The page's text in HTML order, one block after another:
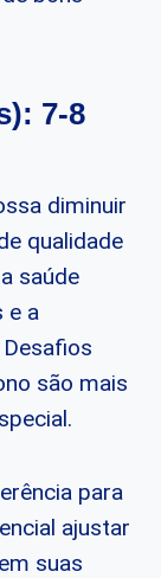
7-8
diminuir
qualidade
saúde
e a
são mais
para
ajustar
suas